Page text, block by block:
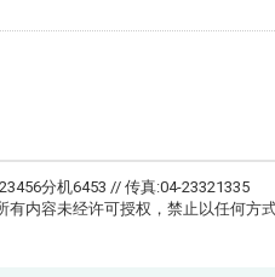
分机6453 // 传真:04-23321335
内容未经许可授权，禁止以任何方